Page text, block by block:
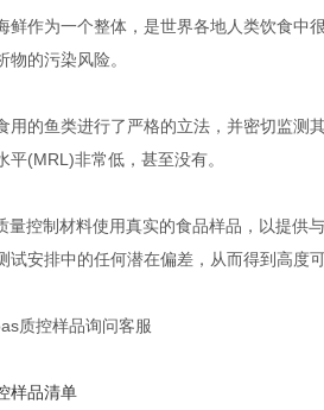
鲜作为一个整体，是世界各地人类饮食中
物的污染风险。
用的鱼类进行了严格的立法，并密切监测
平(MRL)非常低，甚至没有。
量控制材料使用真实的食品样品，以提供
试安排中的任何潜在偏差，从而得到高度
质控样品询问客服
样品清单